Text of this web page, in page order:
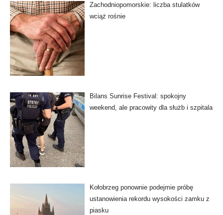
Zachodniopomorskie: liczba stulatków
wciąż rośnie
Bilans Sunrise Festival: spokojny
weekend, ale pracowity dla służb i szpitala
Kołobrzeg ponownie podejmie próbę
ustanowienia rekordu wysokości zamku z
piasku